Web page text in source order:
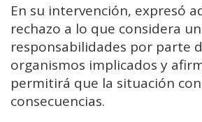
En su intervención, expresó
rechazo a lo que considera
responsabilidades por parte
organismos implicados y
permitirá que la situación
consecuencias.